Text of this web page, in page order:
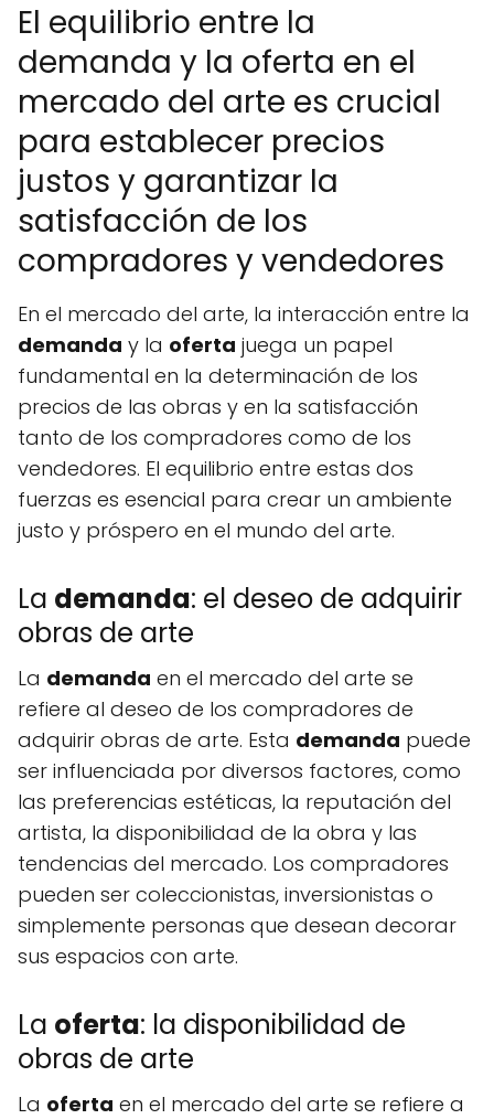
El equilibrio entre la
demanda y la oferta en el
mercado del arte es crucial
para establecer precios
justos y garantizar la
satisfacción de los
compradores y vendedores
En el mercado del arte, la interacción entre la
demanda y la oferta juega un papel
fundamental en la determinación de los
precios de las obras y en la satisfacción
tanto de los compradores como de los
vendedores. El equilibrio entre estas dos
fuerzas es esencial para crear un ambiente
justo y próspero en el mundo del arte.
La demanda: el deseo de adquirir
obras de arte
La demanda en el mercado del arte se
refiere al deseo de los compradores de
adquirir obras de arte. Esta demanda puede
ser influenciada por diversos factores, como
las preferencias estéticas, la reputación del
artista, la disponibilidad de la obra y las
tendencias del mercado. Los compradores
pueden ser coleccionistas, inversionistas o
simplemente personas que desean decorar
sus espacios con arte.
La oferta: la disponibilidad de
obras de arte
La oferta en el mercado del arte se refiere a